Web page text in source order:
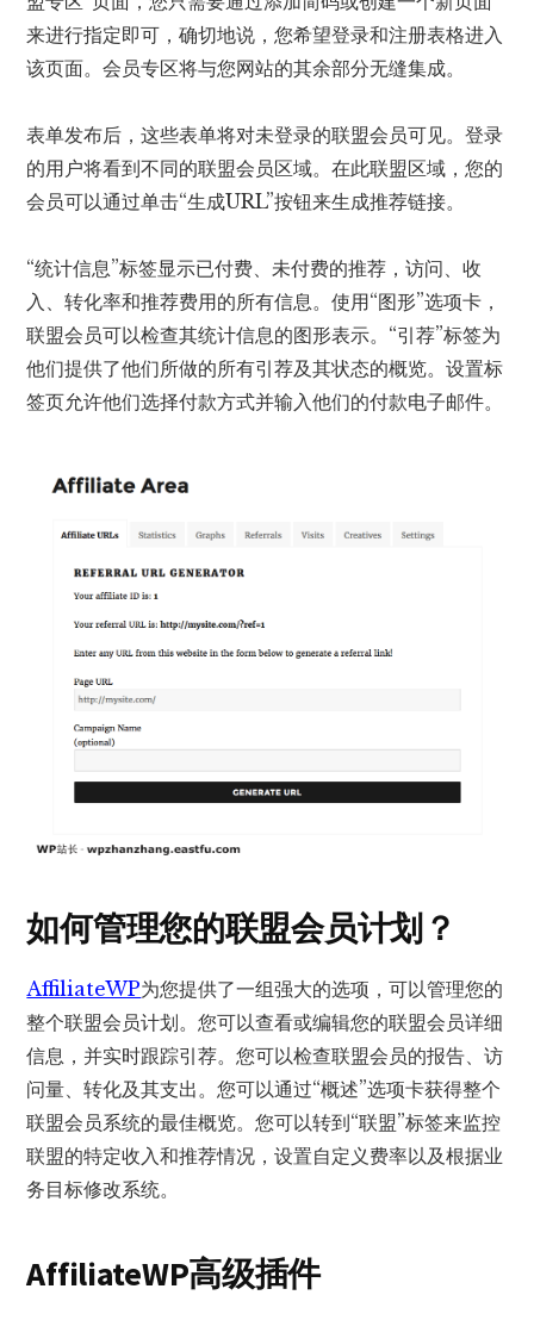
来进行指定即可，确切地说，您希望登录和注册表格进入
该页面。会员专区将与您网站的其余部分无缝集成。
表单发布后，这些表单将对未登录的联盟会员可见。登录
的用户将看到不同的联盟会员区域。在此联盟区域，您的
会员可以通过单击“生成URL”按钮来生成推荐链接。
“统计信息”标签显示已付费、未付费的推荐，访问、收
入、转化率和推荐费用的所有信息。使用“图形”选项卡，
联盟会员可以检查其统计信息的图形表示。“引荐”标签为
他们提供了他们所做的所有引荐及其状态的概览。设置标
签页允许他们选择付款方式并输入他们的付款电子邮件。
如何管理您的联盟会员计划？
AffiliateWP为您提供了一组强大的选项，可以管理您的
整个联盟会员计划。您可以查看或编辑您的联盟会员详细
信息，并实时跟踪引荐。您可以检查联盟会员的报告、访
问量、转化及其支出。您可以通过“概述”选项卡获得整个
联盟会员系统的最佳概览。您可以转到“联盟”标签来监控
联盟的特定收入和推荐情况，设置自定义费率以及根据业
务目标修改系统。
AffiliateWP高级插件